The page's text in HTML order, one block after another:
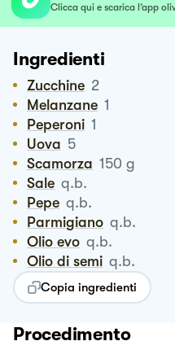
Clicca qui e scarica l’app
Ingredienti
Zucchine 2
Melanzane 1
Peperoni 1
Uova 5
Scamorza 150 g
Sale q.b.
Pepe q.b.
Parmigiano q.b.
Olio evo q.b.
Olio di semi q.b.
Copia ingredienti
Procedimento